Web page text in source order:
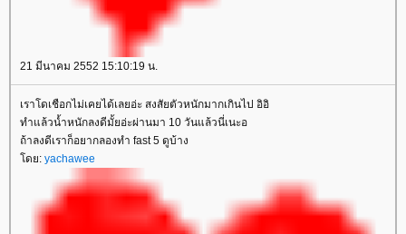
21 มีนาคม 2552 15:10:19 น.
เราโดเชือกไม่เคยได้เลยอ่ะ สงสัยตัวหนักมากเกินไป อิอิ
ทำแล้วน้ำหนักลงดีมั้ยอ่ะผ่านมา 10 วันแล้วนี่เนะอ
ถ้าลงดีเราก็อยากลองทำ fast 5 ดูบ้าง
ดย: yachawee